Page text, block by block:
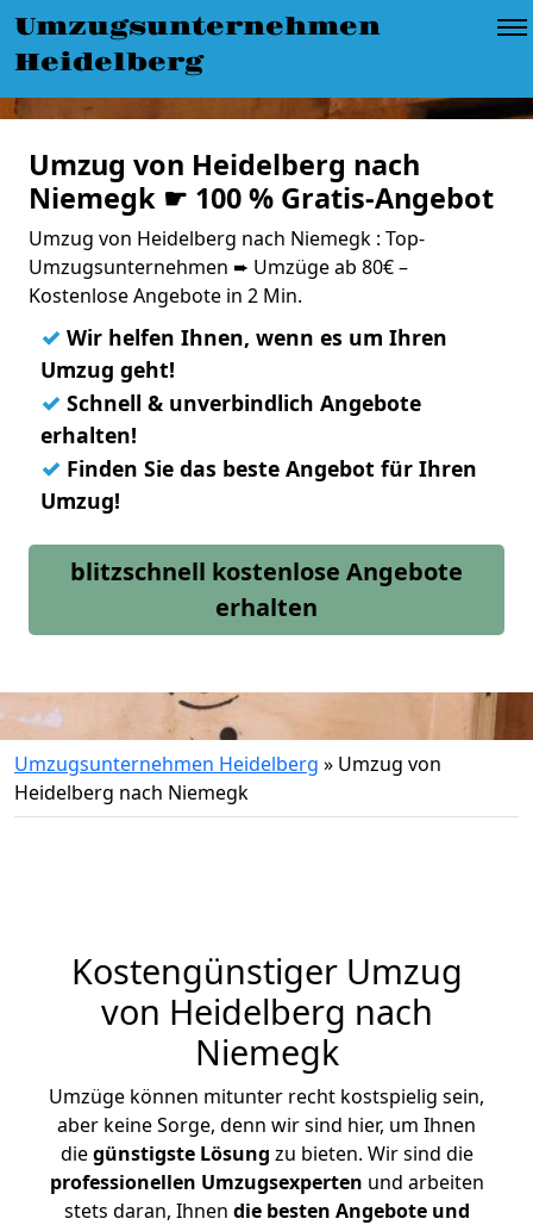
Umzugsunternehmen
Heidelberg
Umzug von Heidelberg nach
Niemegk ☛ 100 % Gratis-Angebot
Umzug von Heidelberg nach Niemegk : Top-
Umzugsunternehmen ➨ Umzüge ab 80€ –
Kostenlose Angebote in 2 Min.
✓ Wir helfen Ihnen, wenn es um Ihren
Umzug geht!
✓ Schnell & unverbindlich Angebote
erhalten!
✓ Finden Sie das beste Angebot für Ihren
Umzug!
blitzschnell kostenlose Angebote
erhalten
Umzugsunternehmen Heidelberg » Umzug von
Heidelberg nach Niemegk
Kostengünstiger Umzug
von Heidelberg nach
Niemegk
Umzüge können mitunter recht kostspielig sein,
aber keine Sorge, denn wir sind hier, um Ihnen
diegünstigste Lösung zu bieten. Wir sind die
professionellen Umzugsexperten und arbeiten
stets daran, Ihnen die besten Angebote und